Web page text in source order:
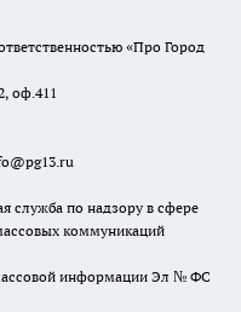
«Про Город
оф.411
служба по надзору в сфере
коммуникаций
информации Эл № ФС